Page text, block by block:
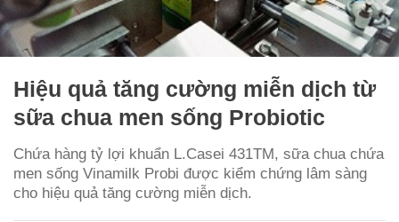
Hiệu quả tăng cường miễn dịch từ
sữa chua men sống Probiotic
Chứa hàng tỷ lợi khuẩn L.Casei 431TM, sữa chua chứa
men sống Vinamilk Probi được kiểm chứng lâm sàng
cho hiệu quả tăng cường miễn dịch.